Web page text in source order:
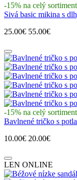
-15% na celý sortiment
Sivá basic mikina s
25.00€ 55.00€
-15% na celý sortiment
Bavlnené tričko s
10.00€ 20.00€
LEN ONLINE